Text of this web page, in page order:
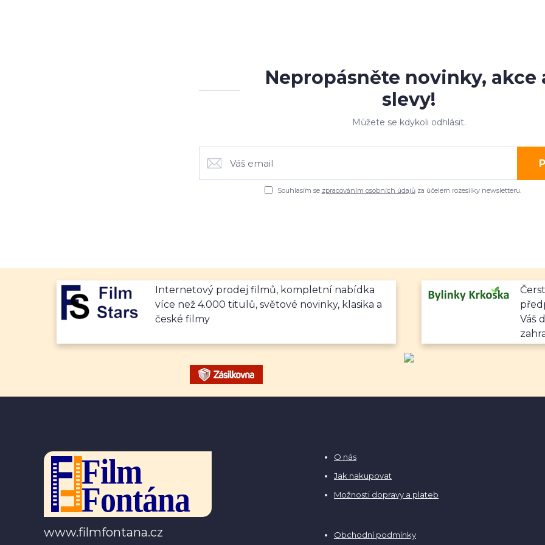
Nepropásněte novinky, akce
slevy!
Můžete se kdykoli odhlásit.
Souhlasím se zpracováním osobních údajůza účelem rozesílky newsletteru.
Internetový prodej filmů, kompletní nabídka
více než 4.000 titulů, světové novinky, klasika a
české filmy
Váš
www.filmfontana.cz
O nás
Jak nakupovat
Možnosti dopravy a plateb
Obchodní podmínky